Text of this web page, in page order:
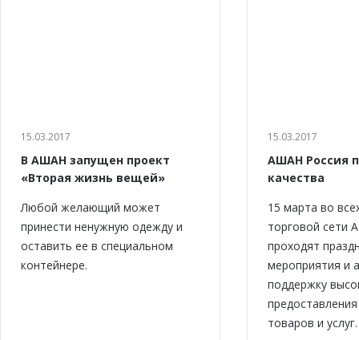
15.03.2017
В АШАН запущен проект
«Вторая жизнь вещей»
Любой желающий может
принести ненужную одежду и
оставить ее в специальном
контейнере.
15.03.2017
АШАН Россия
качества
15 марта во
торговой сети
проходят
мероприятия и
поддержку
товаров и услуг.